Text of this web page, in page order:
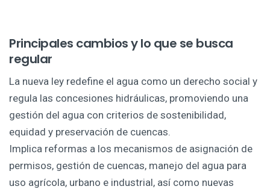
Principales cambios y lo que se busca
regular
La nueva ley redefine el agua como un derecho social y
regula las concesiones hidráulicas, promoviendo una
gestión del agua con criterios de sostenibilidad,
equidad y preservación de cuencas.
Implica reformas a los mecanismos de asignación de
permisos, gestión de cuencas, manejo del agua para
uso agrícola, urbano e industrial, así como nuevas